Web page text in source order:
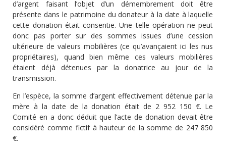
d’argent faisant l’objet d’un démembrement doit être
présente dans le patrimoine du donateur à la date à laquelle
cette donation était consentie. Une telle opération ne peut
donc pas porter sur des sommes issues d’une cession
ultérieure de valeurs mobilières (ce qu’avançaient ici les nus
propriétaires), quand bien même ces valeurs mobilières
étaient déjà détenues par la donatrice au jour de la
transmission.
En l’espèce, la somme d’argent effectivement détenue par la
mère à la date de la donation était de 2 952 150 €. Le
Comité en a donc déduit que l’acte de donation devait être
considéré comme fictif à hauteur de la somme de 247 850
€.